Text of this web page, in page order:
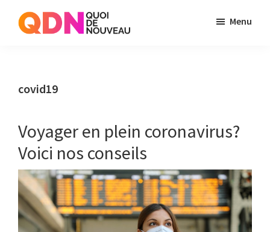
site
Menu
covid19
Voyager en plein coronavirus?
Voici nos conseils